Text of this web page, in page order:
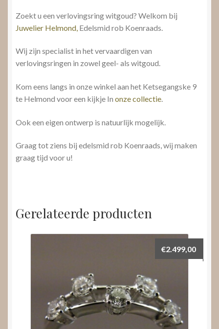
Zoekt u een verlovingsring witgoud? Welkom bij
Juwelier Helmond, Edelsmid rob Koenraads.
Wij zijn specialist in het vervaardigen van
verlovingsringen in zowel geel- als witgoud.
Kom eens langs in onze winkel aan het Ketsegangske 9
te Helmond voor een kijkje In onze collectie.
Ook een eigen ontwerp is natuurlijk mogelijk.
Graag tot ziens bij edelsmid rob Koenraads, wij maken
graag tijd voor u!
Gerelateerde producten
€2.499,00